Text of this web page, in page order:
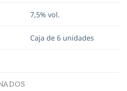
7,5% vol.
Caja de 6 unidades